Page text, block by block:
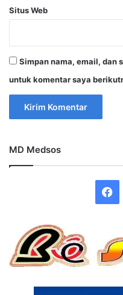
Situs Web
Simpan nama, email, dan
untuk komentar saya
MD Medsos